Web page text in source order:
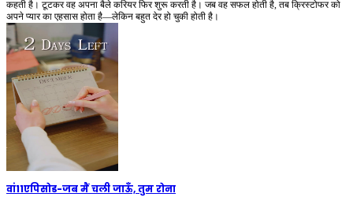
कहती है। टूटकर वह अपना बैले करियर फिर शुरू करती है। जब वह सफल होती है, तब क्रिस्टोफर को
अपने प्यार का एहसास होता है—लेकिन बहुत देर हो चुकी होती है।
वां11एपिसोड-जब मैं चली जाऊँ, तुम रोना